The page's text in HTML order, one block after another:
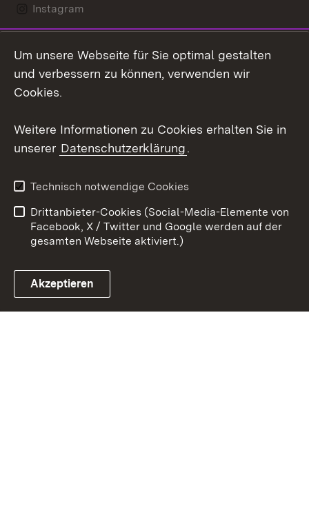
Instagram
Social Wall
Youtube
Link zum Landesportal
Kontakt
Datenschutz
Barrierefreiheit
Impressum Cookies
Um unsere Webseite für Sie optimal gestalten
und verbessern zu können, verwenden wir
Cookies.
Weitere Informationen zu Cookies erhalten Sie in
unserer Datenschutzerklärung.
Technisch notwendige Cookies
Drittanbieter-Cookies (Social-Media-Elemente von
Facebook, X / Twitter und Google werden auf der
gesamten Webseite aktiviert.)
Akzeptieren